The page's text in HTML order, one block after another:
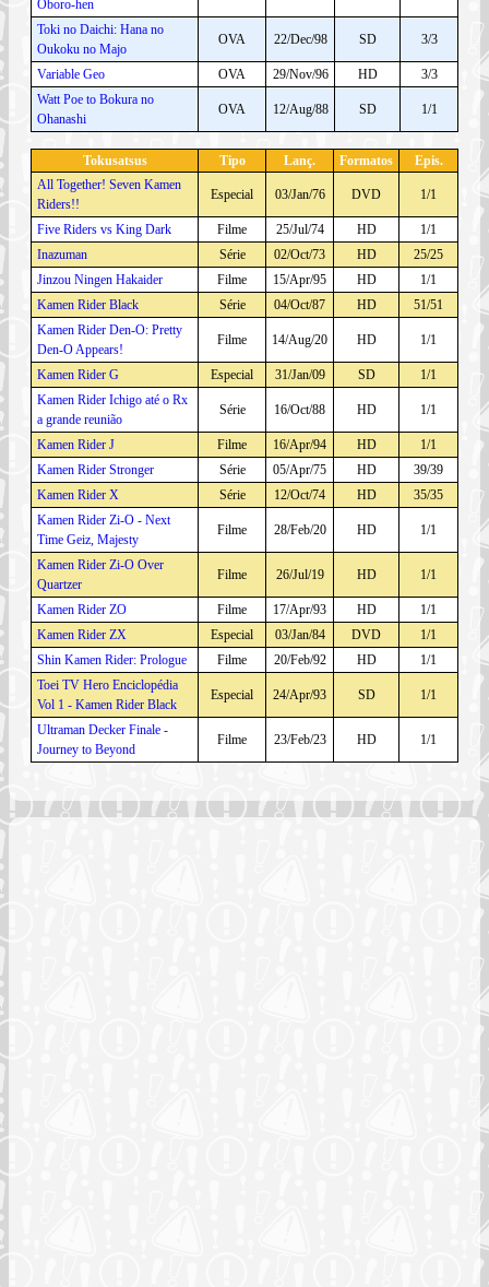
Oboro-hen
Toki no Daichi: Hana no
Oukoku no Majo
OVA 22/Dec/98 SD 3/3
Variable Geo OVA 29/Nov/96 HD
3/3
Watt Poe to Bokura no
Ohanashi
OVA 12/Aug/88 SD 1/1
Tokusatsus Tipo Lanç. Formatos
Epis.
All Together! Seven Kamen
Riders!!
Especial 03/Jan/76 DVD 1/1
Five Riders vs King Dark Filme 25/Jul/74 HD
1/1
Inazuman
Série 02/Oct/73 HD
25/25
Jinzou Ningen Hakaider
Filme 15/Apr/95 HD
1/1
Kamen Rider Black
Série 04/Oct/87 HD
51/51
Kamen Rider Den-O: Pretty
Den-O Appears!
Filme 14/Aug/20 HD 1/1
Kamen Rider G Especial 31/Jan/09 SD
1/1
Kamen Rider Ichigo até o Rx
a grande reunião
Série 16/Oct/88 HD 1/1
Kamen Rider J Filme 16/Apr/94 HD
1/1
Kamen Rider Stronger
Série 05/Apr/75 HD
39/39
Kamen Rider X
Série 12/Oct/74 HD
35/35
Kamen Rider Zi-O - Next
Time Geiz, Majesty
Filme 28/Feb/20 HD 1/1
Kamen Rider Zi-O Over
Quartzer
Filme 26/Jul/19 HD 1/1
Kamen Rider ZO Filme 17/Apr/93 HD
1/1
Kamen Rider ZX
Especial 03/Jan/84 DVD
1/1
Shin Kamen Rider: Prologue
Filme 20/Feb/92 HD
1/1
Toei TV Hero Enciclopédia
Vol 1 - Kamen Rider Black
Especial 24/Apr/93 SD 1/1
Ultraman Decker Finale -
Journey to Beyond
Filme 23/Feb/23 HD 1/1